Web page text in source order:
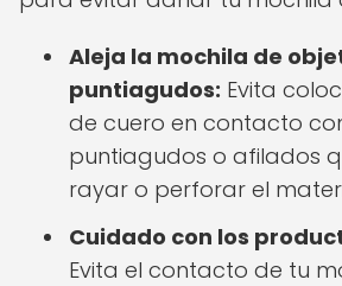
Aleja la mochila de
puntiagudos: Evita
de cuero en contacto
puntiagudos o afilados
rayar o perforar el
Cuidado con los
Evita el contacto de tu